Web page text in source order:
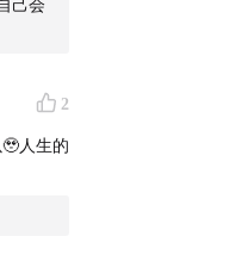
己会
2
人生的